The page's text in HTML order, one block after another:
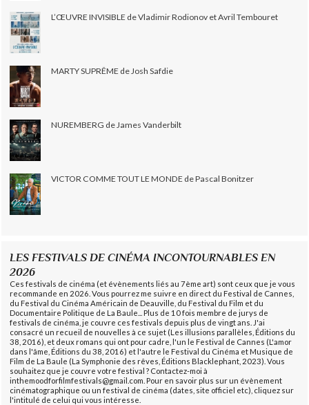
L’ŒUVRE INVISIBLE de Vladimir Rodionov et Avril Tembouret
MARTY SUPRÊME de Josh Safdie
NUREMBERG de James Vanderbilt
VICTOR COMME TOUT LE MONDE de Pascal Bonitzer
LES FESTIVALS DE CINÉMA INCONTOURNABLES EN
2026
Ces festivals de cinéma (et évènements liés au 7ème art) sont ceux que je vous
recommande en 2026. Vous pourrez me suivre en direct du Festival de Cannes,
du Festival du Cinéma Américain de Deauville, du Festival du Film et du
Documentaire Politique de La Baule... Plus de 10 fois membre de jurys de
festivals de cinéma, je couvre ces festivals depuis plus de vingt ans. J'ai
consacré un recueil de nouvelles à ce sujet (Les illusions parallèles, Éditions du
38, 2016), et deux romans qui ont pour cadre, l'un le Festival de Cannes (L'amor
dans l'âme, Éditions du 38, 2016) et l'autre le Festival du Cinéma et Musique de
Film de La Baule (La Symphonie des rêves, Éditions Blacklephant, 2023). Vous
souhaitez que je couvre votre festival ? Contactez-moi à
inthemoodforfilmfestivals@gmail.com. Pour en savoir plus sur un évènement
cinématographique ou un festival de cinéma (dates, site officiel etc), cliquez sur
l'intitulé de celui qui vous intéresse.